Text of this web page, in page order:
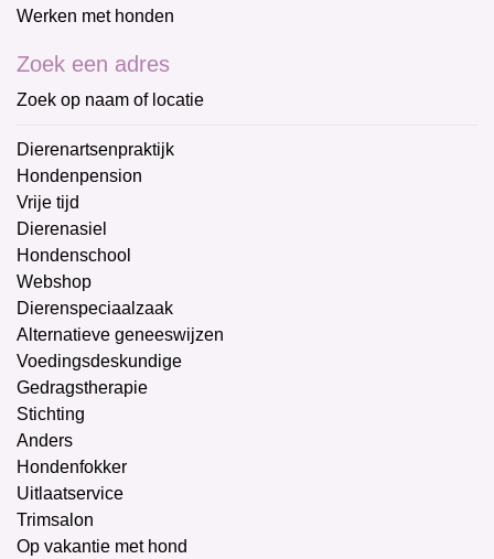
Werken met honden
Zoek een adres
Zoek op naam of locatie
Dierenartsenpraktijk
Hondenpension
Vrije tijd
Dierenasiel
Hondenschool
Webshop
Dierenspeciaalzaak
Alternatieve geneeswijzen
Voedingsdeskundige
Gedragstherapie
Stichting
Anders
Hondenfokker
Uitlaatservice
Trimsalon
Op vakantie met hond